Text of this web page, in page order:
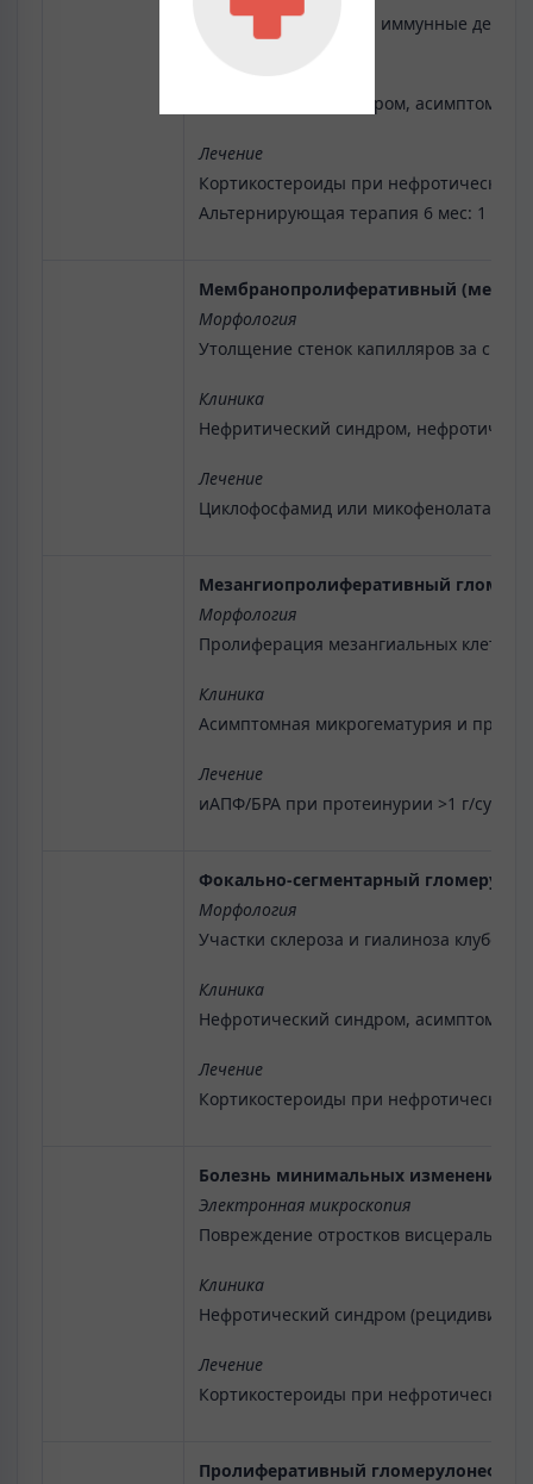
Утолщение мембран, иммунные
Нефротический синдром,
Лечение
Кортикостероиды при нефротическом
Альтернирующая терапия 6 мес: 1 мес
Мембранопролиферативный
Морфология
Утолщение стенок капилляров за
Клиника
Нефритический синдром,
Лечение
Циклофосфамид или микофенолата
Мезангиопролиферативный
Морфология
Пролиферация мезангиальных
Клиника
Асимптомная микрогематурия и
Лечение
иАПФ/БРА при протеинурии >1 г/сут,
Фокально-сегментарный
Морфология
Участки склероза и гиалиноза
Клиника
Нефротический синдром,
Лечение
Кортикостероиды при нефротическом
Болезнь минимальных изменений
Электронная микроскопия
Повреждение отростков висцеральных
Клиника
Нефротический синдром
Лечение
Кортикостероиды при нефротическом
Пролиферативный